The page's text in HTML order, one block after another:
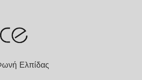
Ελπίδας